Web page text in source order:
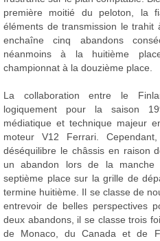
première moitié du peloton, la
éléments de transmission le
enchaîne cinq abandons
néanmoins à la huitième
championnat à la douzième place.
La collaboration entre le
logiquement pour la saison
médiatique et technique majeur
moteur V12 Ferrari.
déséquilibre le châssis en raison
un abandon lors de la
septième place sur la grille de
termine huitième. Il se classe de
entrevoir de belles perspectives
deux abandons, il se classe trois
de Monaco, du Canada et de